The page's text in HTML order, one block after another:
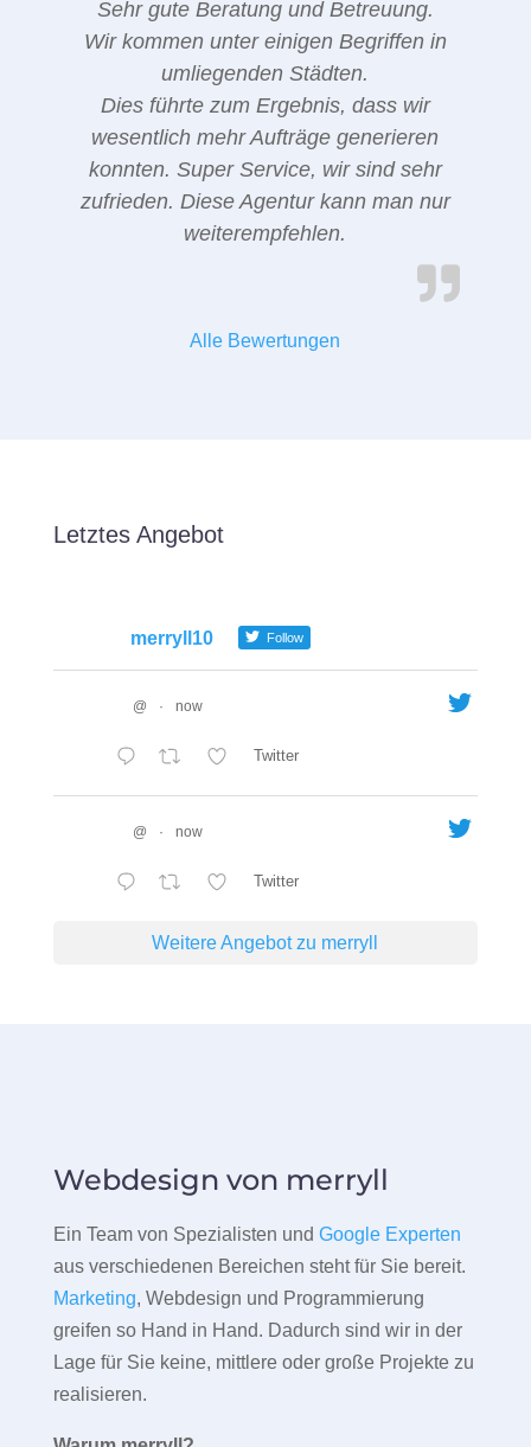
Sehr gute Beratung und Betreuung.
Wir kommen unter einigen Begriffen in
umliegenden Städten.
Dies führte zum Ergebnis, dass wir
wesentlich mehr Aufträge generieren
konnten. Super Service, wir sind sehr
zufrieden. Diese Agentur kann man nur
weiterempfehlen.
Alle Bewertungen
Letztes Angebot
merryll10 Follow
@ · now
Twitter
@ · now
Twitter
Weitere Angebot zu merryll
Webdesign von merryll
Ein Team von Spezialisten und Google Experten
aus verschiedenen Bereichen steht für Sie bereit.
Marketing, Webdesign und Programmierung
greifen so Hand in Hand. Dadurch sind wir in der
Lage für Sie keine, mittlere oder große Projekte zu
realisieren.